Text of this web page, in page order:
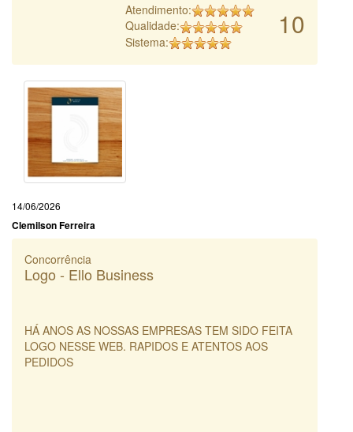
10
Atendimento:
Qualidade:
Sistema:
14/06/2026
Clemilson Ferreira
Concorrência
Logo - Ello Business
HÁ ANOS AS NOSSAS EMPRESAS TEM SIDO FEITA
LOGO NESSE WEB. RAPIDOS E ATENTOS AOS
PEDIDOS